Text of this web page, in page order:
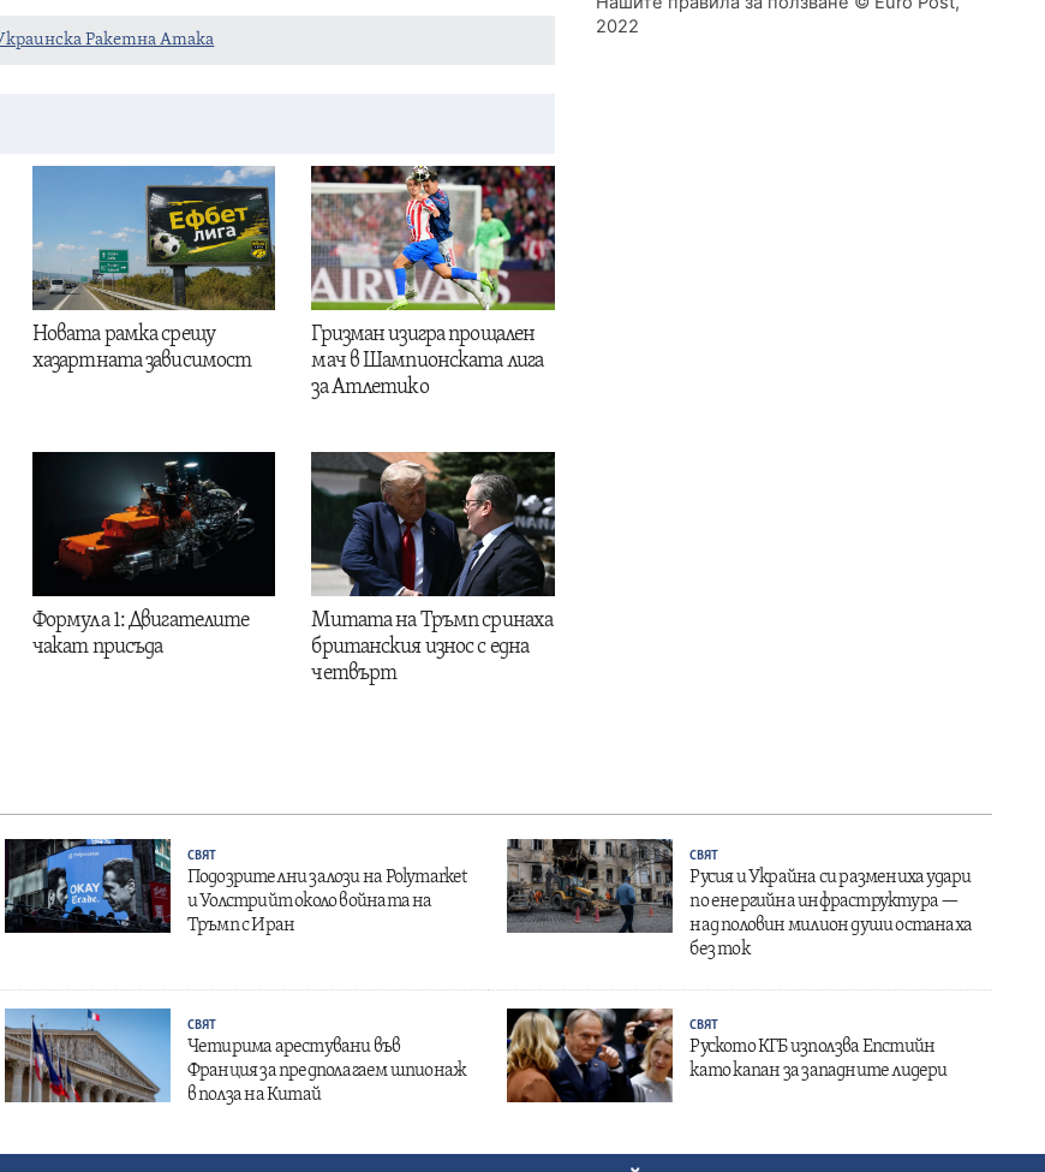
Ракетна Атака
Новата рамка срещу
хазартната зависимост
Гризман изигра прощален
мач в Шампионската лига
за Атлетико
Формула 1: Двигателите
чакат присъда
Митата на Тръмп сринаха
британския износ с една
четвърт
2022
СВЯТ
Подозрителни залози на Polymarket
и Уолстрийт около войната на
Тръмп с Иран
СВЯТ
Русия и Украйна си размениха удари
по енергийна инфраструктура —
над половин милион души останаха
без ток
СВЯТ
Четирима арестувани във
Франция за предполагаем шпионаж
в полза на Китай
СВЯТ
Руското КГБ използва Епстийн
като капан за западните лидери